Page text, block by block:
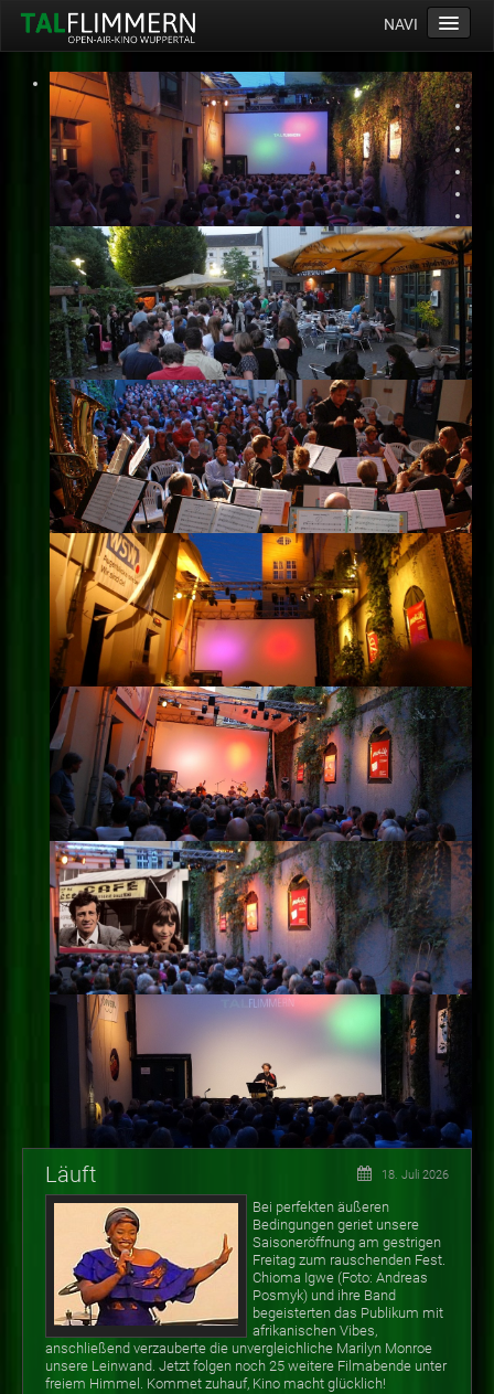
NAVI
Home
Programm
Service
Ticketinfos
Ort
Anreise
Wetter
Kinogutschein
Konzept
Archiv
Kontakt
Impressum
Datenschutz
Läuft 18. Juli 2026
Bei perfekten äußeren
Bedingungen geriet unsere
Saisoneröffnung am gestrigen
Freitag zum rauschenden Fest.
Chioma Igwe (Foto: Andreas
Posmyk) und ihre Band
begeisterten das Publikum mit
afrikanischen Vibes,
anschließend verzauberte die unvergleichliche Marilyn Monroe
unsere Leinwand. Jetzt folgen noch 25 weitere Filmabende unter
freiem Himmel. Kommet zuhauf, Kino macht glücklich!